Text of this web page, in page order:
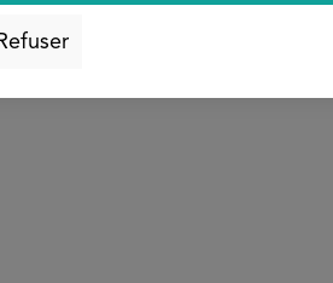
Refuser